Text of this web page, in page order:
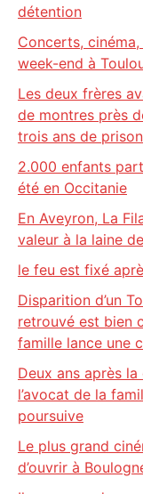
détention
Concerts,
week-end à
Les deux frères
de montres près
trois ans de prison
2.000 enfants
été en Occitanie
En Aveyron, La
valeur à la laine
le feu est fixé
Disparition d’un
retrouvé est bien
famille lance une
Deux ans après
l’avocat de la
poursuive
Le plus grand
d’ouvrir à